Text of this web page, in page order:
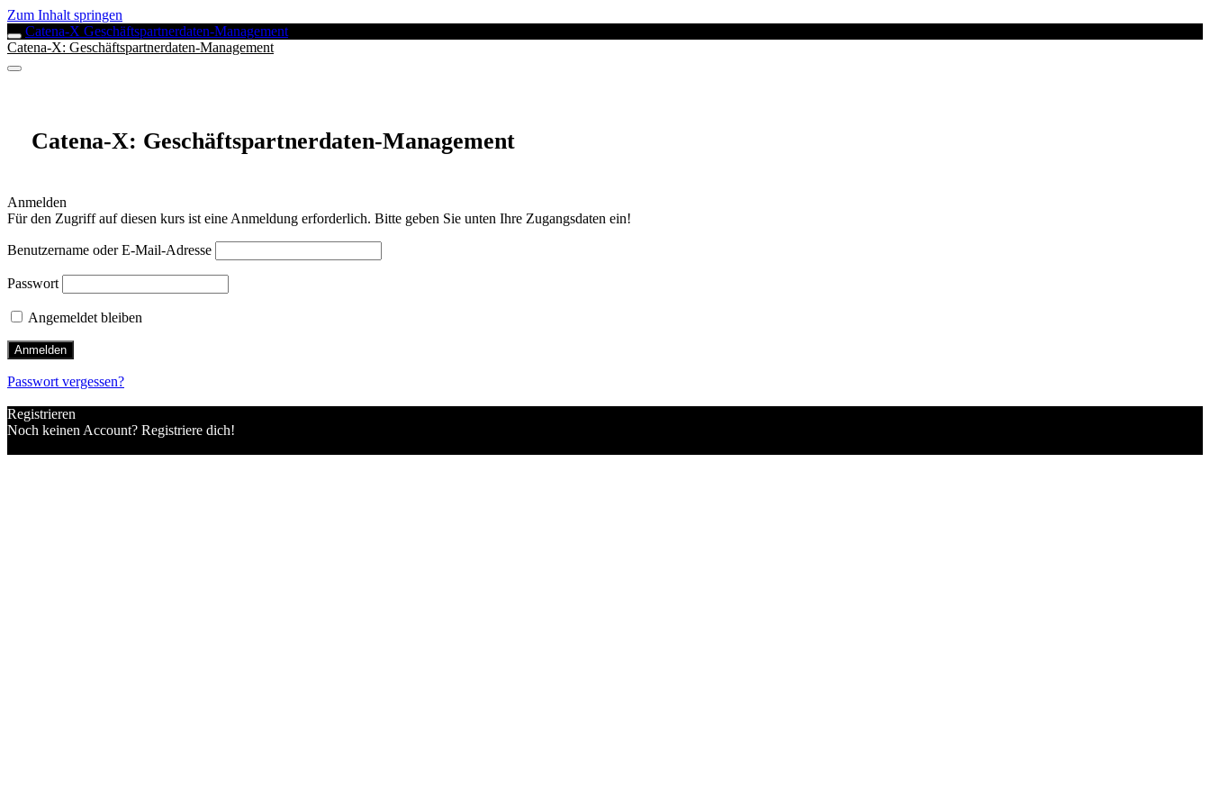
Zum Inhalt springen
Catena-X Geschäftspartnerdaten-Management
Catena-X: Geschäftspartnerdaten-Management
Catena-X: Geschäftspartnerdaten-Management
Anmelden
Für den Zugriff auf diesen kurs ist eine Anmeldung erforderlich. Bitte geben Sie unten Ihre Zugangsdaten ein!
Benutzername oder E-Mail-Adresse
Passwort
Angemeldet bleiben
Passwort vergessen?
Registrieren
Noch keinen Account? Registriere dich!